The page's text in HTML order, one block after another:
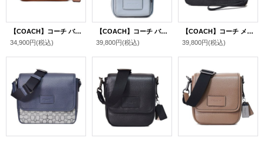
【COACH】コーチ バッグ メンズ スエード レザー ジェイデン ロゴ 2WAY 斜め掛け クロスボディ クラッチ ショルダーバッグ シェンナ〔日本未発売〕
34,900円(税込)
【COACH】コーチ バッグ メンズ レザー レーサー スリング ロゴ ワンショルダー バックパック ボディバッグ グレーブルー〔日本未発売〕
39,800円(税込)
【COACH】コーチ メンズ バッグ セカンドバッグ コーティングレザートラベルキット ポシェット クラッチバッグ ブラック〔日本未発売〕
39,800円(税込)